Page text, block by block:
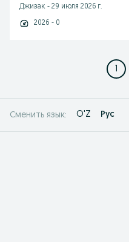
Джизак - 29 июля 2026 г.
2026 - 0
1
Сменить язык: O'Z Рус